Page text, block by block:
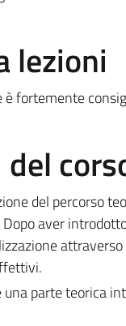
lezioni
è fortemente
del percorso
aver
una parte teorica